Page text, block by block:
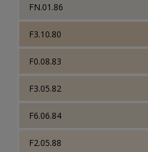
FN.01.86
F3.10.80
F0.08.83
F3.05.82
F6.06.84
F2.05.88